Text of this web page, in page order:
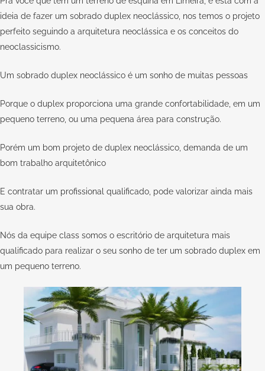
ideia de fazer um sobrado duplex neoclássico, nos temos o projeto
perfeito seguindo a arquitetura neoclássica e os conceitos do
neoclassicismo.
Um sobrado duplex neoclássico é um sonho de muitas pessoas
Porque o duplex proporciona uma grande confortabilidade, em um
pequeno terreno, ou uma pequena área para construção.
Porém um bom projeto de duplex neoclássico, demanda de um
bom trabalho arquitetônico
E contratar um profissional qualificado , pode valorizar ainda mais
sua obra.
Nós da equipe class somos o escritório de arquitetura mais
qualificado para realizar o seu sonho de ter um sobrado duplex em
um pequeno terreno.